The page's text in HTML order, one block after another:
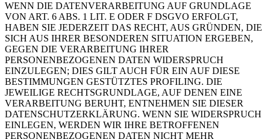
WENN DIE DATENVERARBEITUNG AUF GRUNDLAGE
VON ART. 6 ABS. 1 LIT. E ODER F DSGVO ERFOLGT,
HABEN SIE JEDERZEIT DAS RECHT, AUS GRÜNDEN, DIE
SICH AUS IHRER BESONDEREN SITUATION ERGEBEN,
GEGEN DIE VERARBEITUNG IHRER
PERSONENBEZOGENEN DATEN WIDERSPRUCH
EINZULEGEN; DIES GILT AUCH FÜR EIN AUF DIESE
BESTIMMUNGEN GESTÜTZTES PROFILING. DIE
JEWEILIGE RECHTSGRUNDLAGE, AUF DENEN EINE
VERARBEITUNG BERUHT, ENTNEHMEN SIE DIESER
DATENSCHUTZERKLÄRUNG. WENN SIE WIDERSPRUCH
EINLEGEN, WERDEN WIR IHRE BETROFFENEN
PERSONENBEZOGENEN DATEN NICHT MEHR